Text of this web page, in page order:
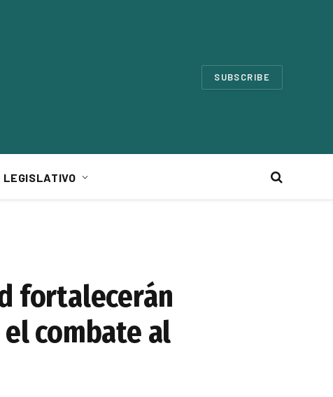
SUBSCRIBE
LEGISLATIVO
fortalecerán
combate al